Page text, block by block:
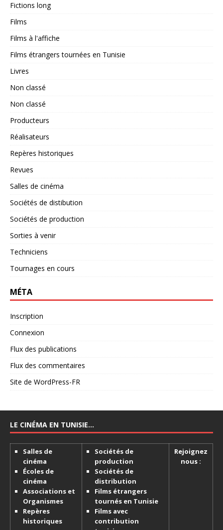
Fictions long
Films
Films à l'affiche
Films étrangers tournées en Tunisie
Livres
Non classé
Non classé
Producteurs
Réalisateurs
Repères historiques
Revues
Salles de cinéma
Sociétés de distibution
Sociétés de production
Sorties à venir
Techniciens
Tournages en cours
MÉTA
Inscription
Connexion
Flux des publications
Flux des commentaires
Site de WordPress-FR
LE CINÉMA EN TUNISIE…
Salles de
cinéma
Écoles de
cinéma
Associations et
Organismes
Repères
historiques
Sociétés de
production
Sociétés de
distribution
Films étrangers
tournés en Tunisie
Films avec
contribution
Rejoignez
nous :